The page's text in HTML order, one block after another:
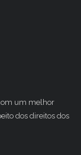
um melhor
dos direitos dos